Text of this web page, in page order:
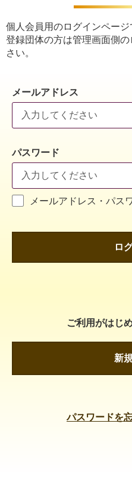
個人会員用のログインページ
登録団体の方は管理画面側
さい。
メールアドレス
パスワード
メールアドレス・パス
ロ
ご利用がはじ
新
パスワードを